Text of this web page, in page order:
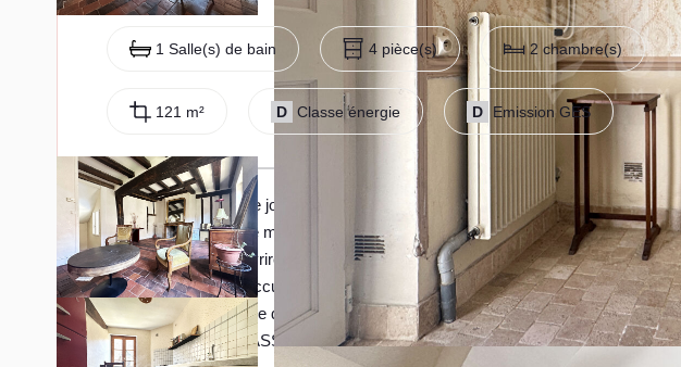
1 Salle(s) de bain 4 pièce(s) 2 chambre(s)
121 m² D Classe énergie D Emission GES
Venez découvrir cette jolie maison ancienne restaurée, alliant tout le charme de
de la vieille ville, cette maison vous séduira par ses volumes et par les
d'entrée vous découvrirez un hall, une chambre avec un patio intérieur, une
l'étage, vous serez accueillis par une pièce de vie lumineuse et pleine de
aménagée et une salle de bains avec wc. Au dernier niveau, une spacieuse
COUP DE COEUR ASSURE!!!